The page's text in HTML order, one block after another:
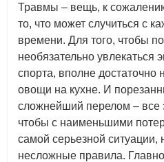
Травмы – вещь, к
то, что может случиться с
времени. Для того, чтобы
необязательно увлекаться
спорта, вполне достаточно
овощи на кухне. И
сложнейший перелом – все
чтобы с наименьшими
самой серьезной
несложные правила.